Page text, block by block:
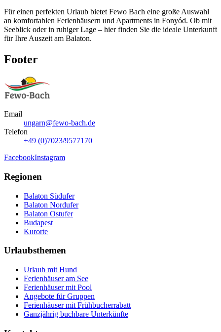
Für einen perfekten Urlaub bietet Fewo Bach eine große Auswahl
an komfortablen Ferienhäusern und Apartments in Fonyód. Ob mit
Seeblick oder in ruhiger Lage – hier finden Sie die ideale Unterkunft
für Ihre Auszeit am Balaton.
Footer
Email
ungarn@fewo-bach.de
Telefon
+49 (0)7023/9577170
FacebookInstagram
Regionen
Balaton Südufer
Balaton Nordufer
Balaton Ostufer
Budapest
Kurorte
Urlaubsthemen
Urlaub mit Hund
Ferienhäuser am See
Ferienhäuser mit Pool
Angebote für Gruppen
Ferienhäuser mit Frühbucherrabatt
Ganzjährig buchbare Unterkünfte